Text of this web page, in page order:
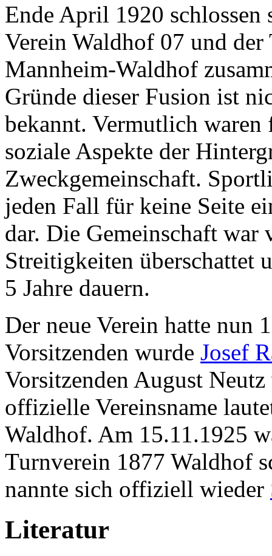
Ende April 1920 schlossen
Verein Waldhof 07 und
Mannheim-Waldhof
Gründe dieser Fusion ist
bekannt. Vermutlich
soziale Aspekte der
Zweckgemeinschaft.
jeden Fall für keine Seite
dar. Die Gemeinschaft war
Streitigkeiten überschattet
5 Jahre dauern.
Der neue Verein hatte nun
Vorsitzenden wurde Josef
Vorsitzenden August
offizielle Vereinsname
Waldhof. Am 15.11.1925
Turnverein 1877 Waldhof
nannte sich offiziell wieder
Literatur